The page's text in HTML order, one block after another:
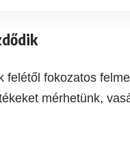
fokozatos
mérhetünk,